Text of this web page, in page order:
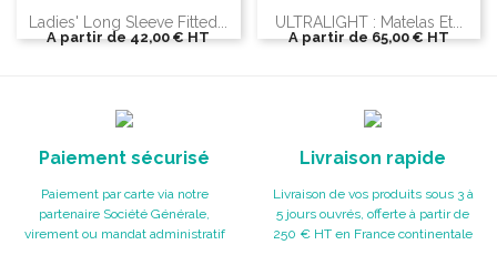
Ladies' Long Sleeve Fitted...
A partir de42,00 €HT
ULTRALIGHT : Matelas Et...
A partir de65,00 €HT
Paiement sécurisé
Paiement par carte via notre
partenaire Société Générale,
virement ou mandat administratif
Livraison rapide
Livraison de vos produits sous 3 à
5 jours ouvrés, offerte à partir de
250 € HT en France continentale